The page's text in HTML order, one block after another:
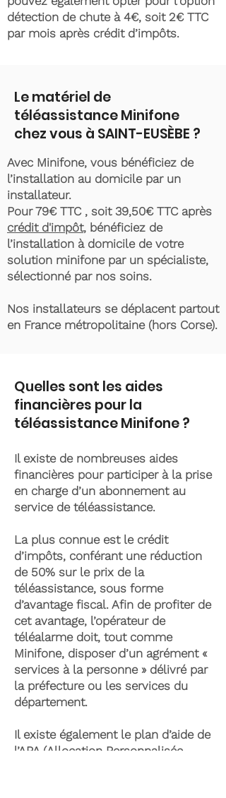
détection de chute à 4€, soit 2€ TTC
par mois après crédit d’impôts.
Le matériel de
téléassistance Minifone
chez vous à SAINT-EUSÈBE ?
Avec Minifone, vous bénéficiez de
l’installation au domicile par un
installateur.
Pour 79€ TTC , soit 39,50€ TTC après
crédit d'impôt, bénéficiez de
l’installation à domicile de votre
solution minifone par un spécialiste,
sélectionné par nos soins.
Nos installateurs se déplacent partout
en France métropolitaine (hors Corse).
Quelles sont les aides
financières pour la
téléassistance Minifone ?
Il existe de nombreuses aides
financières pour participer à la prise
en charge d’un abonnement au
service de téléassistance.
La plus connue est le crédit
d’impôts, conférant une réduction
de 50% sur le prix de la
téléassistance, sous forme
d’avantage fiscal. Afin de profiter de
cet avantage, l’opérateur de
téléalarme doit, tout comme
Minifone, disposer d’un agrément «
services à la personne » délivré par
la préfecture ou les services du
département.
Il existe également le plan d’aide de
l’APA (Allocation Personnalisée